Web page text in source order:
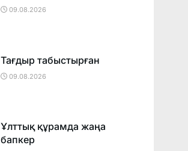
09.08.2026
Тағдыр табыстырған
09.08.2026
Ұлттық құрамда жаңа
бапкер